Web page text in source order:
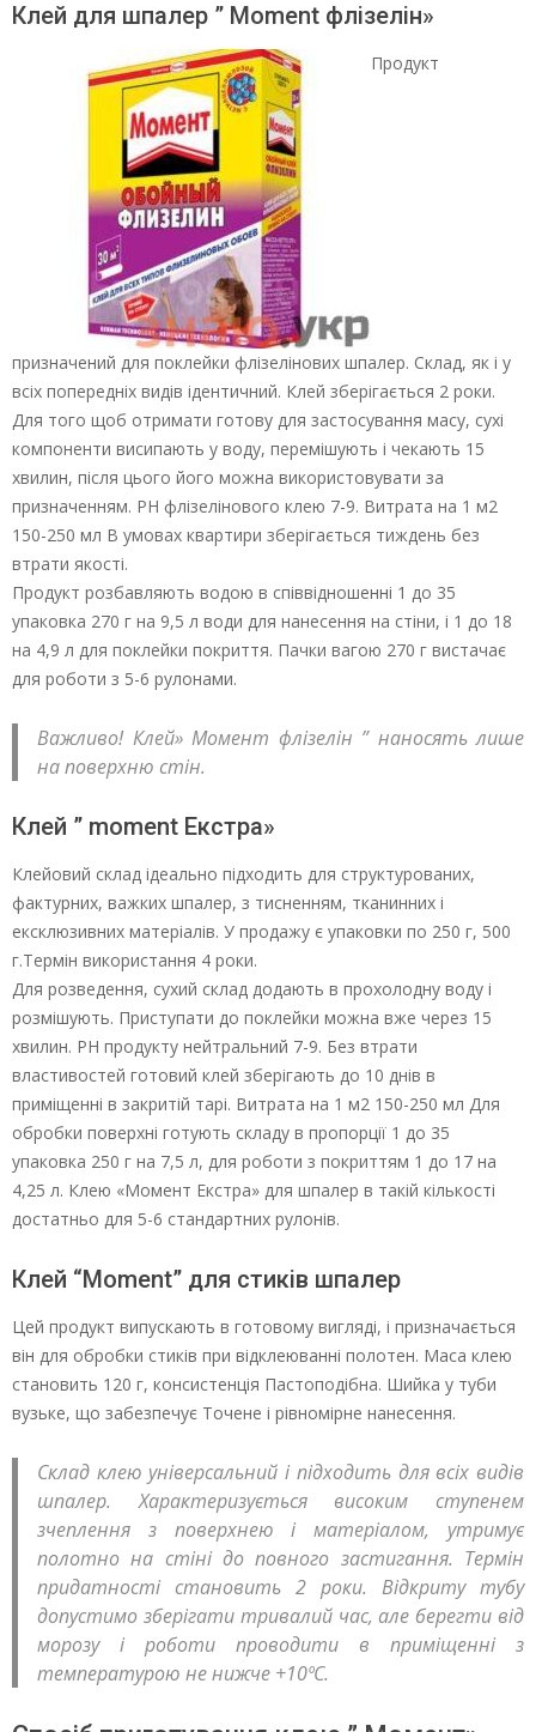
Клей для шпалер ” Moment флізелін»
Продукт
призначений для поклейки флізелінових шпалер. Склад, як і у
всіх попередніх видів ідентичний. Клей зберігається 2 роки.
Для того щоб отримати готову для застосування масу, сухі
компоненти висипають у воду, перемішують і чекають 15
хвилин, після цього його можна використовувати за
призначенням. РН флізелінового клею 7-9. Витрата на 1 м2
150-250 мл В умовах квартири зберігається тиждень без
втрати якості.
Продукт розбавляють водою в співвідношенні 1 до 35
упаковка 270 г на 9,5 л води для нанесення на стіни, і 1 до 18
на 4,9 л для поклейки покриття. Пачки вагою 270 г вистачає
для роботи з 5-6 рулонами.
Важливо! Клей» Момент флізелін ” наносять лише
на поверхню стін.
Клей ” moment Екстра»
Клейовий склад ідеально підходить для структурованих,
фактурних, важких шпалер, з тисненням, тканинних і
ексклюзивних матеріалів. У продажу є упаковки по 250 г, 500
г.Термін використання 4 роки.
Для розведення, сухий склад додають в прохолодну воду і
розмішують. Приступати до поклейки можна вже через 15
хвилин. РН продукту нейтральний 7-9. Без втрати
властивостей готовий клей зберігають до 10 днів в
приміщенні в закритій тарі. Витрата на 1 м2 150-250 мл Для
обробки поверхні готують складу в пропорції 1 до 35
упаковка 250 г на 7,5 л, для роботи з покриттям 1 до 17 на
4,25 л. Клею «Момент Екстра» для шпалер в такій кількості
достатньо для 5-6 стандартних рулонів.
Клей “Moment” для стиків шпалер
Цей продукт випускають в готовому вигляді, і призначається
він для обробки стиків при відклеюванні полотен. Маса клею
становить 120 г, консистенція Пастоподібна. Шийка у туби
вузьке, що забезпечує Точене і рівномірне нанесення.
Склад клею універсальний і підходить для всіх видів
шпалер. Характеризується високим ступенем
зчеплення з поверхнею і матеріалом, утримує
полотно на стіні до повного застигання. Термін
придатності становить 2 роки. Відкриту тубу
допустимо зберігати тривалий час, але берегти від
морозу і роботи проводити в приміщенні з
температурою не нижче +10ºС.